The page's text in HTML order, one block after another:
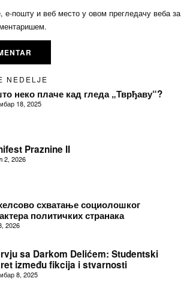
е-пошту и веб место у овом прегледачу веба за
NEDELJE
неко плаче кад гледа „Тврђаву“?
18, 2025
Praznine II
2, 2026
схватање социолошког
политичких странака
2026
sa Darkom Delićem: Studentski
između fikcija i stvarnosti
8, 2025